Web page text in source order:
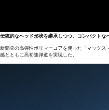
伝統的なヘッド形状を継承しつつ、コンパクト
新開発の高弾性ポリマーコアを使った「マック
感とともに高初速弾道を実現した。